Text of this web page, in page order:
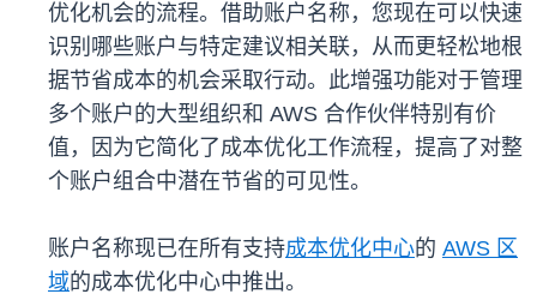
优化机会的流程。借助账户名称，您现在可以快速
识别哪些账户与特定建议相关联，从而更轻松地根
据节省成本的机会采取行动。此增强功能对于管理
多个账户的大型组织和 AWS 合作伙伴特别有价
值，因为它简化了成本优化工作流程，提高了对整
个账户组合中潜在节省的可见性。
账户名称现已在所有支持成本优化中心的 AWS 区
域的成本优化中心中推出。